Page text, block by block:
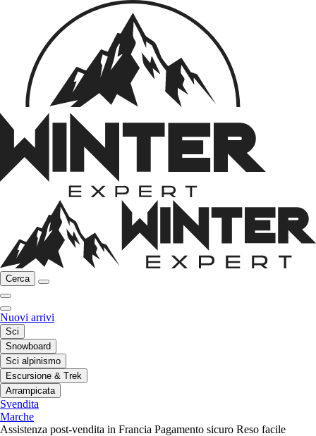
Cerca
Nuovi arrivi
Sci
Snowboard
Sci alpinismo
Escursione & Trek
Arrampicata
Svendita
Marche
Assistenza post-vendita in Francia Pagamento sicuro Reso facile